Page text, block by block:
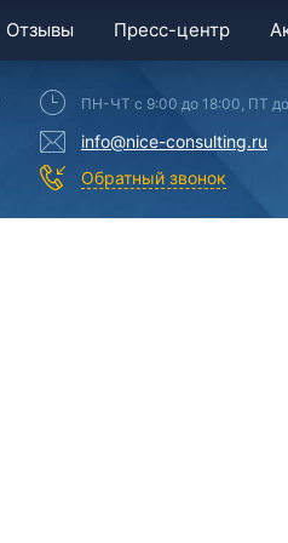
Отзывы Пресс-центр
ПН-ЧТ с 9:00 до 18:00, ПТ
info@nice-consulting.ru
Обратный звонок